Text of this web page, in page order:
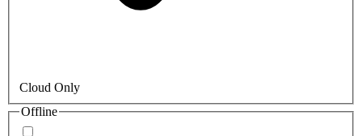
Cloud Only
Offline